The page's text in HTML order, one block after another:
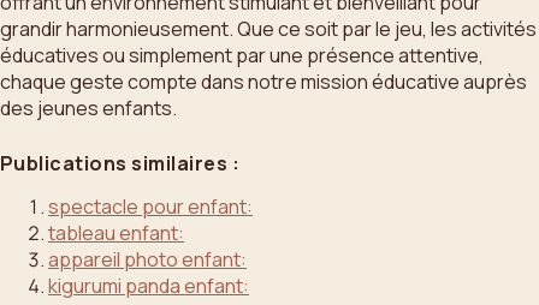
grandir harmonieusement. Que ce soit par le jeu, les activités
éducatives ou simplement par une présence attentive,
chaque geste compte dans notre mission éducative auprès
des jeunes enfants.
Publications similaires :
spectacle pour enfant:
tableau enfant:
appareil photo enfant:
kigurumi panda enfant: